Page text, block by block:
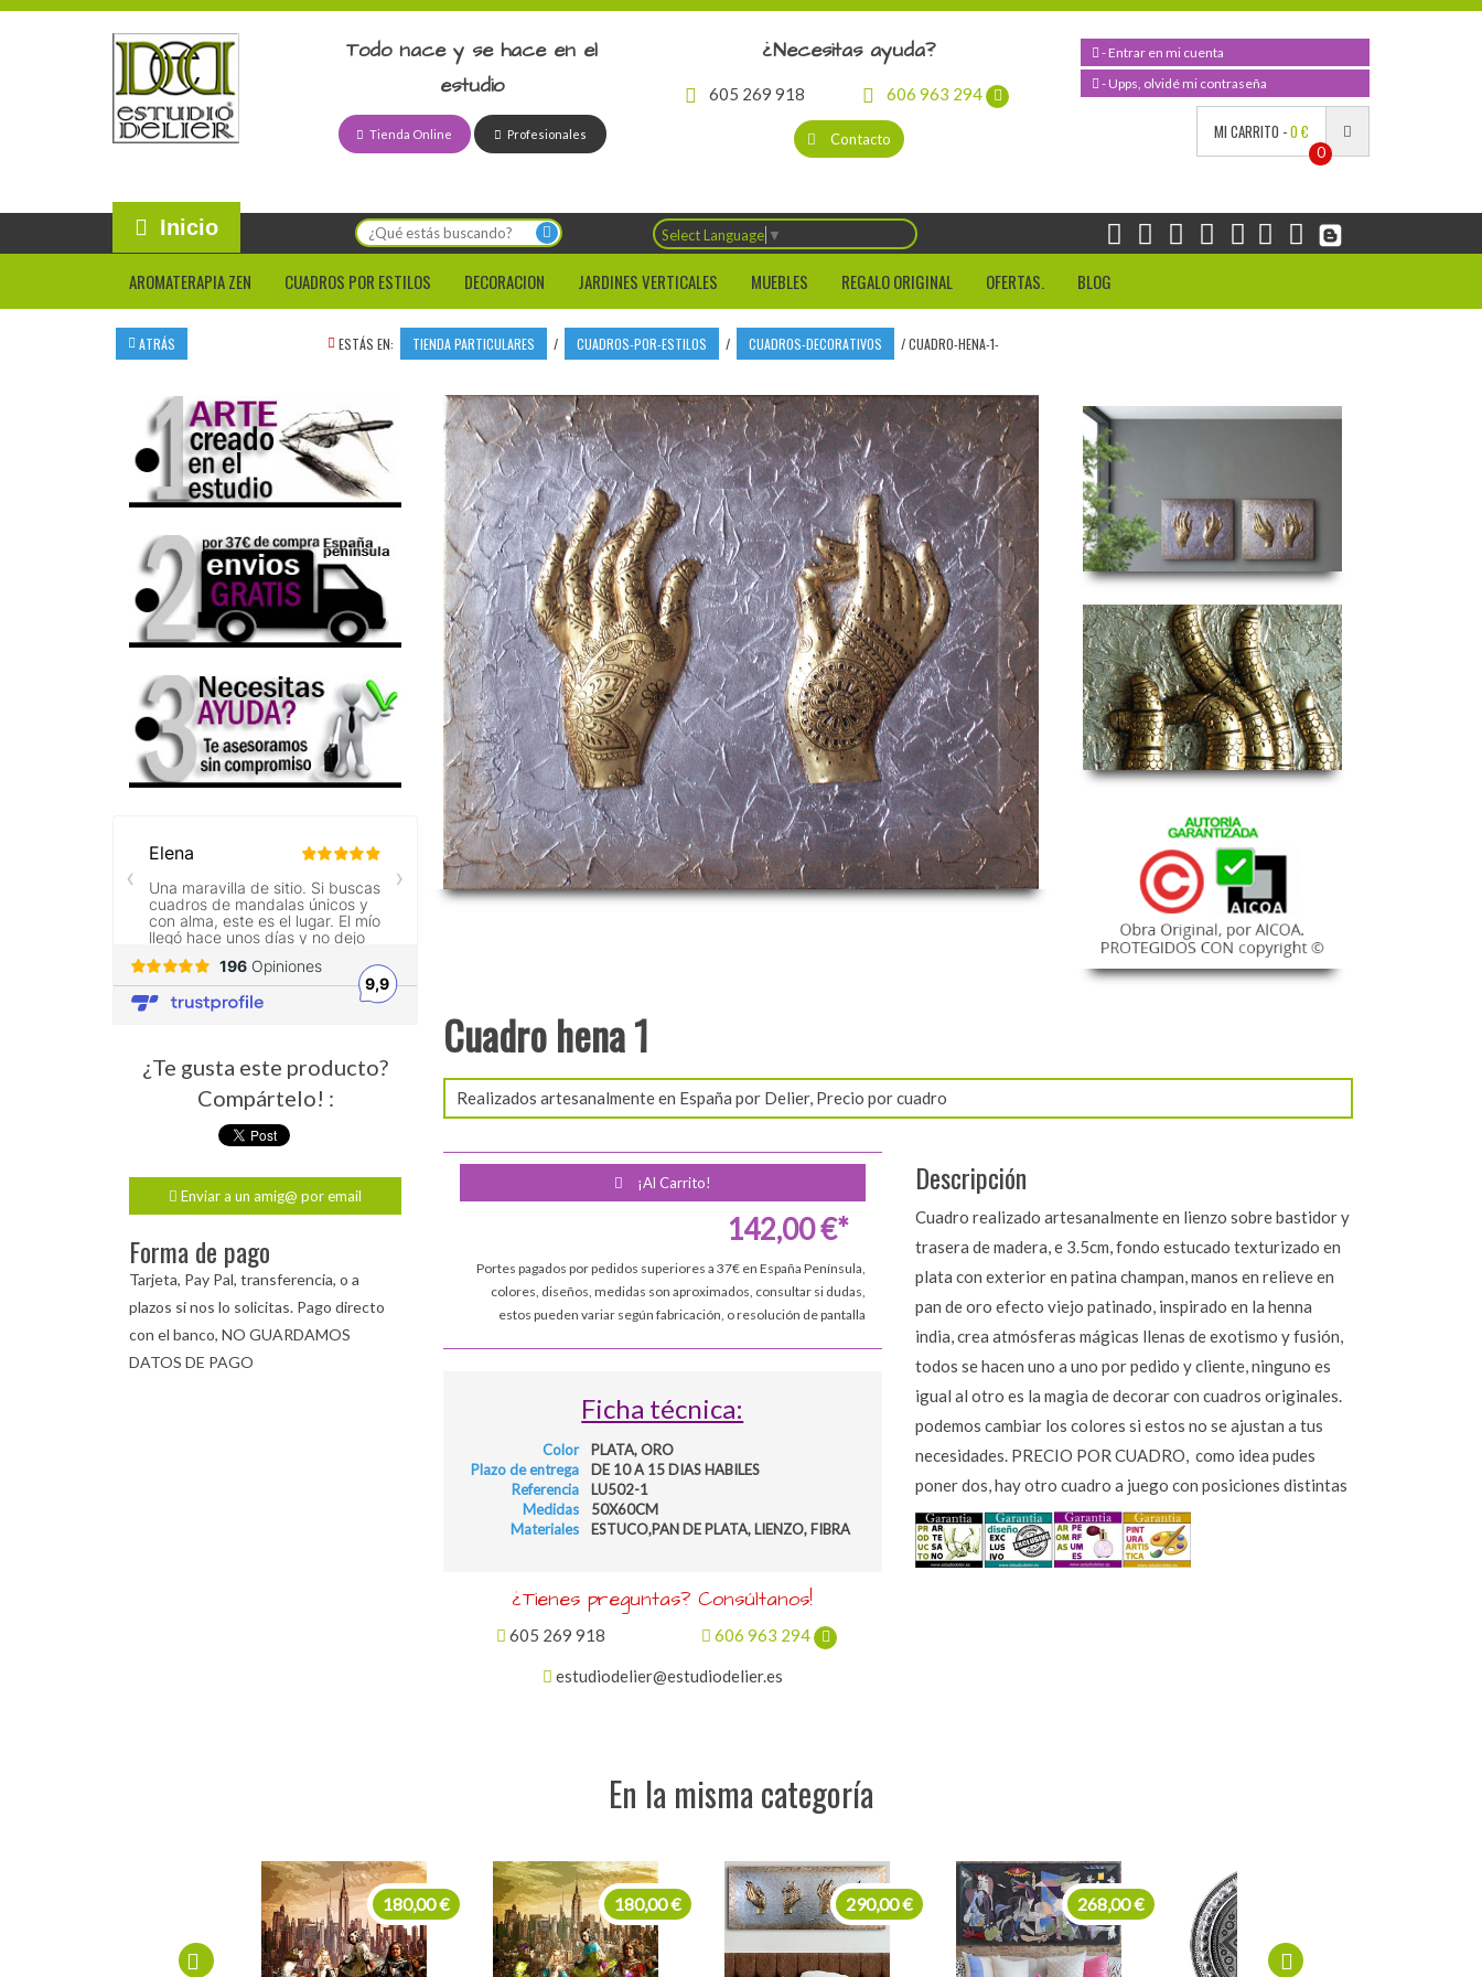
Todo nace y se hace en el
estudio
Tienda Online Profesionales
¿Necesitas ayuda?
605 269 918 606 963 294
Contacto
- Entrar en mi cuenta
- Upps, olvidé mi contraseña
MI CARRITO -0 €
0
Inicio Select Language ▼
AROMATERAPIA ZEN CUADROS POR ESTILOS DECORACION JARDINES VERTICALES MUEBLES REGALO ORIGINAL OFERTAS. BLOG
ATRÁS ESTÁS EN: TIENDA PARTICULARES / CUADROS-POR-ESTILOS / CUADROS-DECORATIVOS /CUADRO-HENA-1-
Cuadro hena 1
Realizados artesanalmente en España por Delier, Precio por cuadro
¡Al Carrito!
142,00 €*
Portes pagados por pedidos superiores a 37€ en España Península,
colores, diseños, medidas son aproximados, consultar si dudas,
estos pueden variar según fabricación, o resolución de pantalla
Ficha técnica:
Color
PLATA, ORO
Plazo de entrega
DE 10 A 15 DIAS HABILES
Referencia
LU502-1
Medidas
50X60CM
Materiales
ESTUCO,PAN DE PLATA, LIENZO, FIBRA
¿Tienes preguntas? Consúltanos!
605 269 918 606 963 294
estudiodelier@estudiodelier.es
Descripción
Cuadro realizado artesanalmente en lienzo sobre bastidor y
trasera de madera, e 3.5cm, fondo estucado texturizado en
plata con exterior en patina champan, manos en relieve en
pan de oro efecto viejo patinado, inspirado en la henna
india, crea atmósferas mágicas llenas de exotismo y fusión,
todos se hacen uno a uno por pedido y cliente, ninguno es
igual al otro es la magia de decorar con cuadros originales.
podemos cambiar los colores si estos no se ajustan a tus
necesidades. PRECIO POR CUADRO, como idea pudes
poner dos, hay otro cuadro a juego con posiciones distintas
¿Te gusta este producto?
Compártelo! :
Enviar a un amig@ por email
Forma de pago
Tarjeta, Pay Pal, transferencia, o a
plazos si nos lo solicitas. Pago directo
con el banco, NO GUARDAMOS
DATOS DE PAGO
En la misma categoría
180,00 € 290,00 € 268,00 € 270,00 €